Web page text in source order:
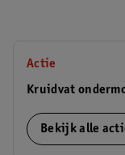
Actie
Kruidvat
Bekijk alle